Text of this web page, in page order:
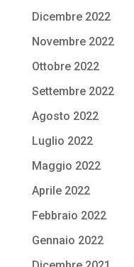
Dicembre 2022
Novembre 2022
Ottobre 2022
Settembre 2022
Agosto 2022
Luglio 2022
Maggio 2022
Aprile 2022
Febbraio 2022
Gennaio 2022